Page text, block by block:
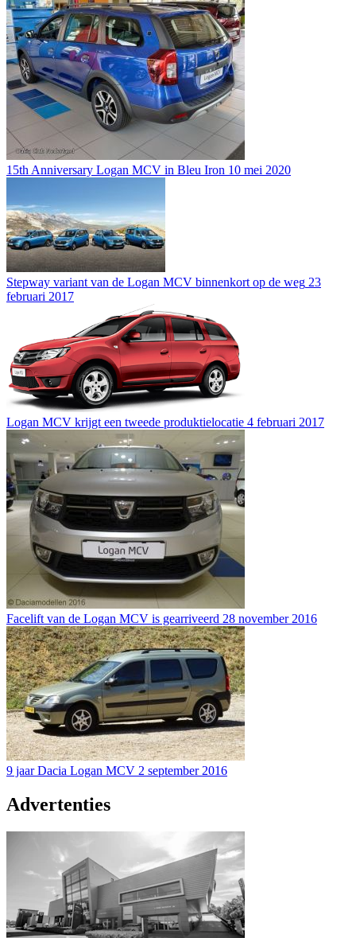
15th Anniversary Logan MCV in Bleu Iron 10 mei 2020
Stepway variant van de Logan MCV binnenkort op de weg 23
februari 2017
Logan MCV krijgt een tweede produktielocatie 4 februari 2017
Facelift van de Logan MCV is gearriveerd 28 november 2016
9 jaar Dacia Logan MCV 2 september 2016
Advertenties